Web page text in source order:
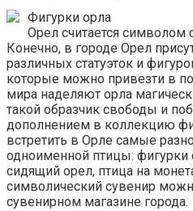
Фигурки орла
Орел считается символом
Конечно, в городе Орел
различных статуэток и
которые можно привезти в
мира наделяют орла
такой образчик свободы и
дополнением в коллекцию
встретить в Орле самые
одноименной птицы: фигурки
сидящий орел, птица на
символический сувенир
сувенирном магазине города.